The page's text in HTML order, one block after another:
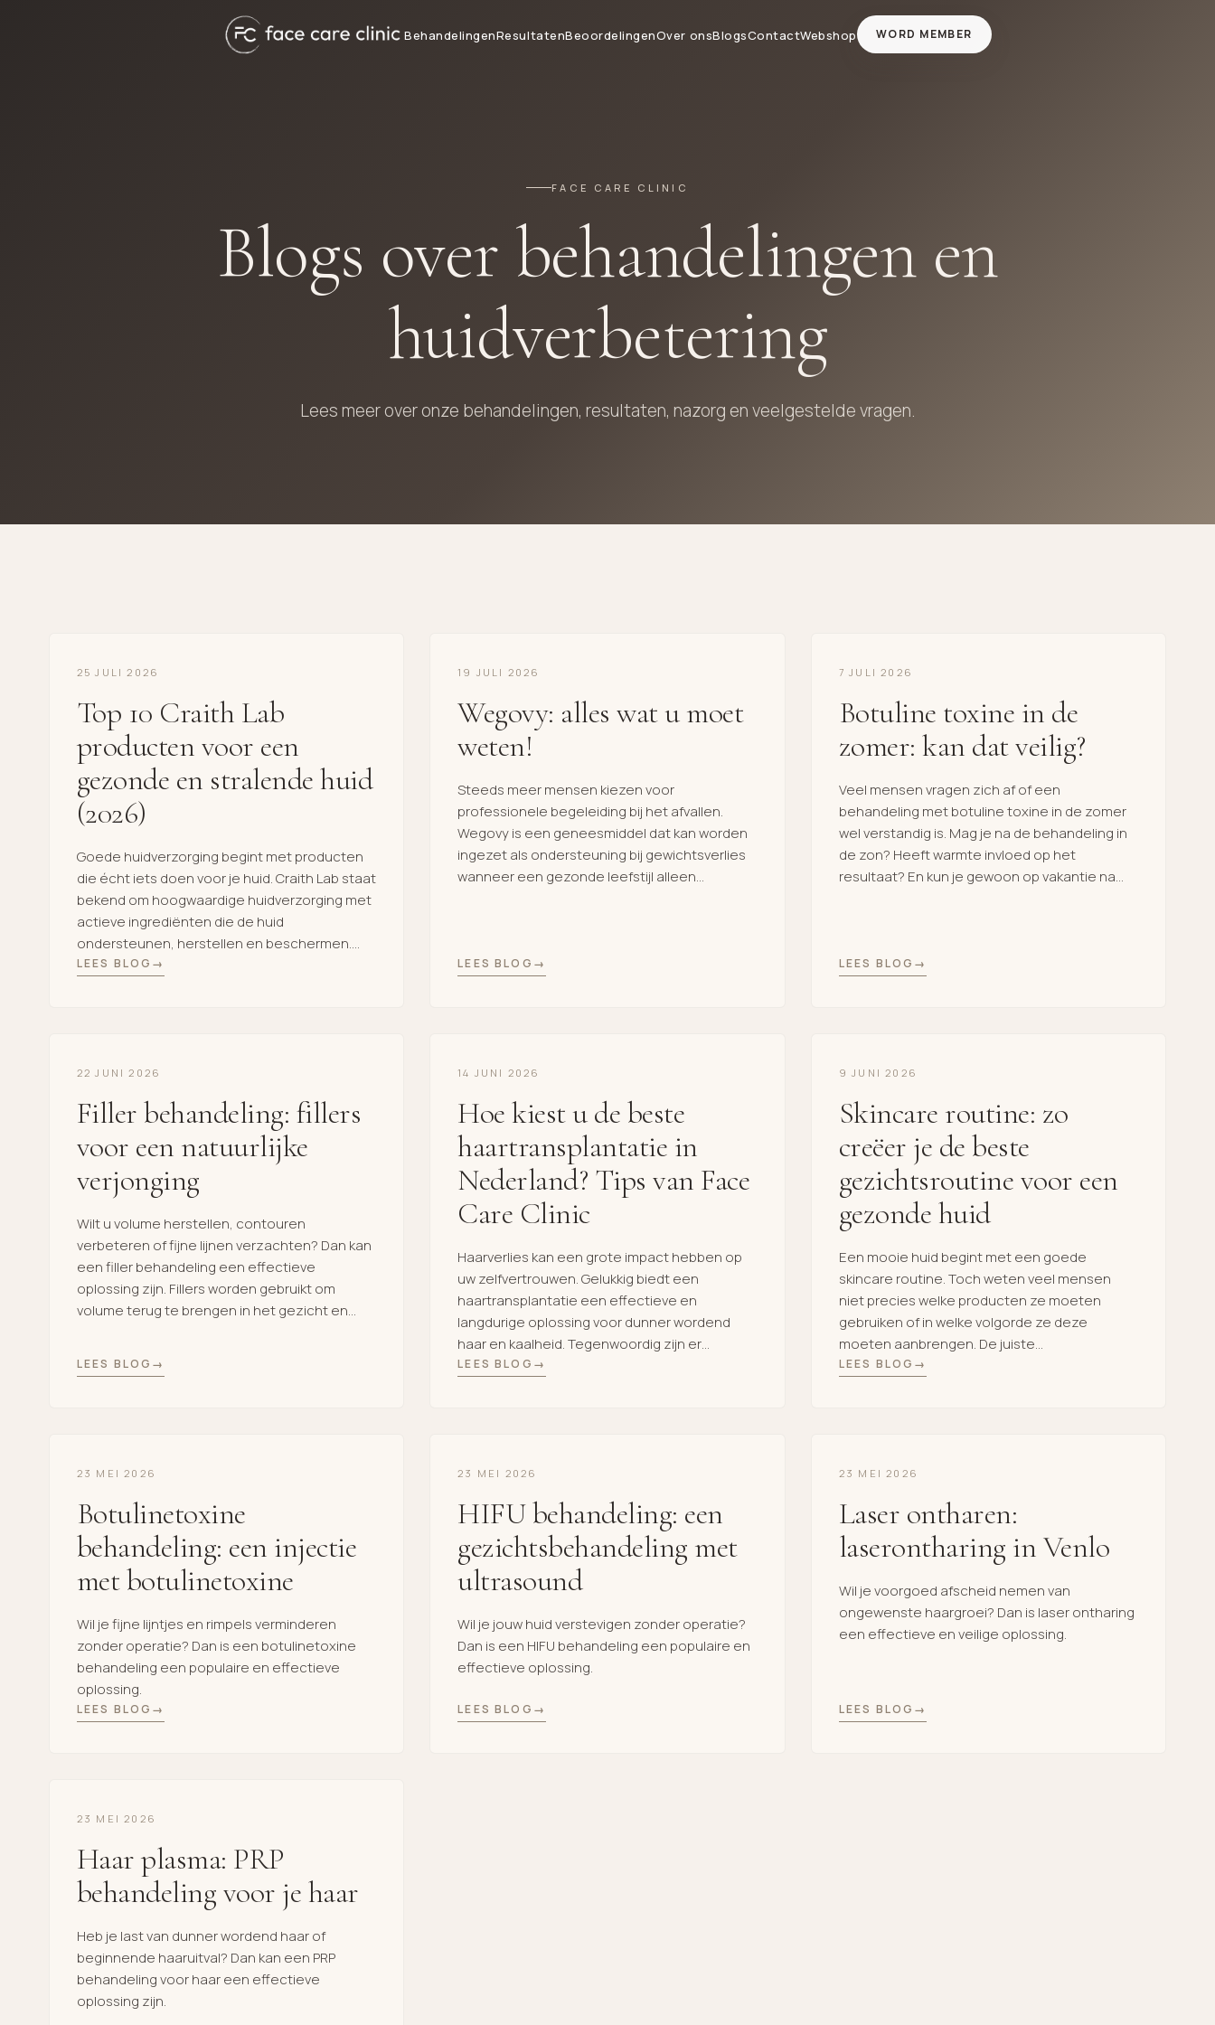
BehandelingenResultatenBeoordelingenOver onsBlogsContactWebshop WORD MEMBER
FACE CARE CLINIC
Blogs over behandelingen en
huidverbetering
Lees meer over onze behandelingen, resultaten, nazorg en veelgestelde vragen.
25 JULI 2026
Top 10 Craith Lab
producten voor een
gezonde en stralende huid
(2026)
Goede huidverzorging begint met producten
die écht iets doen voor je huid. Craith Lab staat
bekend om hoogwaardige huidverzorging met
actieve ingrediënten die de huid
ondersteunen, herstellen en beschermen.
Ben je benieuwd welke producten het
LEES BLOG
19 JULI 2026
Wegovy: alles wat u moet
weten!
Steeds meer mensen kiezen voor
professionele begeleiding bij het afvallen.
Wegovy is een geneesmiddel dat kan worden
ingezet als ondersteuning bij gewichtsverlies
wanneer een gezonde leefstijl alleen
deze blog leest u hoe Wegovy werkt, voor wie
LEES BLOG
7 JULI 2026
Botuline toxine in de
zomer: kan dat veilig?
Veel mensen vragen zich af of een
behandeling met botuline toxine in de zomer
wel verstandig is. Mag je na de behandeling in
de zon? Heeft warmte invloed op het
resultaat? En kun je gewoon op vakantie na
LEES BLOG
22 JUNI 2026
Filler behandeling: fillers
voor een natuurlijke
verjonging
Wilt u volume herstellen, contouren
verbeteren of fijne lijnen verzachten? Dan kan
een filler behandeling een effectieve
oplossing zijn. Fillers worden gebruikt om
volume terug te brengen in het gezicht en
populair voor verschillende zones van het
LEES BLOG
14 JUNI 2026
Hoe kiest u de beste
haartransplantatie in
Nederland? Tips van Face
Care Clinic
Haarverlies kan een grote impact hebben op
uw zelfvertrouwen. Gelukkig biedt een
haartransplantatie een effectieve en
langdurige oplossing voor dunner wordend
haar en kaalheid. Tegenwoordig zijn er
verschillende technieken beschikbaar,
LEES BLOG
9 JUNI 2026
Skincare routine: zo
creëer je de beste
gezichtsroutine voor een
gezonde huid
Een mooie huid begint met een goede
skincare routine. Toch weten veel mensen
niet precies welke producten ze moeten
gebruiken of in welke volgorde ze deze
moeten aanbrengen. De juiste
gezichtsroutine helpt om de huid gezond,
LEES BLOG
23 MEI 2026
Botulinetoxine
behandeling: een injectie
met botulinetoxine
Wil je fijne lijntjes en rimpels verminderen
zonder operatie? Dan is een botulinetoxine
behandeling een populaire en effectieve
oplossing.
LEES BLOG
23 MEI 2026
HIFU behandeling: een
gezichtsbehandeling met
ultrasound
Wil je jouw huid verstevigen zonder operatie?
Dan is een HIFU behandeling een populaire en
effectieve oplossing.
LEES BLOG
23 MEI 2026
Laser ontharen:
laserontharing in Venlo
Wil je voorgoed afscheid nemen van
ongewenste haargroei? Dan is laser ontharing
een effectieve en veilige oplossing.
LEES BLOG
23 MEI 2026
Haar plasma: PRP
behandeling voor je haar
Heb je last van dunner wordend haar of
beginnende haaruitval? Dan kan een PRP
behandeling voor haar een effectieve
oplossing zijn.